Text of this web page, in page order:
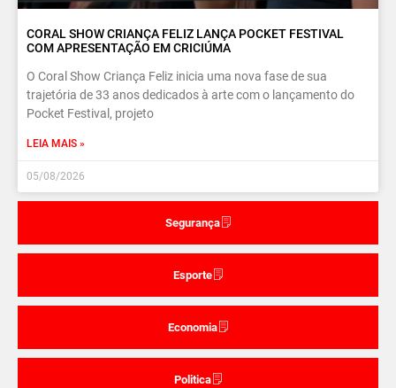
Segurança
Esporte
Economia
Politica
CORAL SHOW CRIANÇA FELIZ LANÇA POCKET FESTIVAL
COM APRESENTAÇÃO EM CRICIÚMA
O Coral Show Criança Feliz inicia uma nova fase de sua
trajetória de 33 anos dedicados à arte com o lançamento do
Pocket Festival, projeto
LEIA MAIS »
05/08/2026